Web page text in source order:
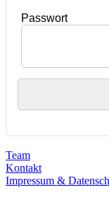
Passwort
Team
Kontakt
Impressum &